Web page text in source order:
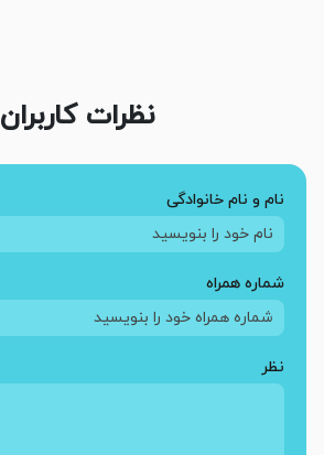
نظرات کاربران
نام و نام خانوادگی
شماره همراه
نظر